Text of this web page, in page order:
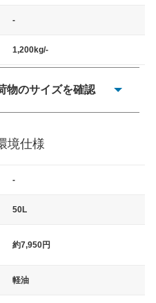
-
1,200kg/-
物のサイズを確認
というサイズが標準値
境仕様
-
50L
約7,950円
軽油